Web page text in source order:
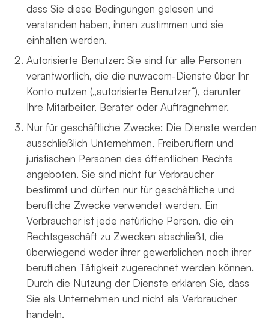
dass Sie diese Bedingungen gelesen und
verstanden haben, ihnen zustimmen und sie
einhalten werden.
Autorisierte Benutzer: Sie sind für alle Personen
verantwortlich, die die nuwacom-Dienste über Ihr
Konto nutzen („autorisierte Benutzer“), darunter
Ihre Mitarbeiter, Berater oder Auftragnehmer.
Nur für geschäftliche Zwecke: Die Dienste werden
ausschließlich Unternehmen, Freiberuflern und
juristischen Personen des öffentlichen Rechts
angeboten. Sie sind nicht für Verbraucher
bestimmt und dürfen nur für geschäftliche und
berufliche Zwecke verwendet werden. Ein
Verbraucher ist jede natürliche Person, die ein
Rechtsgeschäft zu Zwecken abschließt, die
überwiegend weder ihrer gewerblichen noch ihrer
beruflichen Tätigkeit zugerechnet werden können.
Durch die Nutzung der Dienste erklären Sie, dass
Sie als Unternehmen und nicht als Verbraucher
handeln.